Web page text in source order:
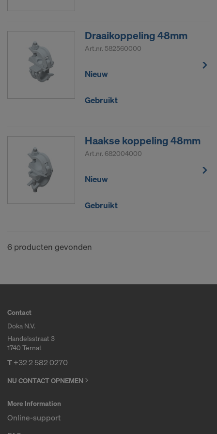
Draaikoppeling 48mm
Art.nr. 582560000
Nieuw
Gebruikt
Haakse koppeling 48mm
Art.nr. 682004000
Nieuw
Gebruikt
6 producten gevonden
Contact
Doka N.V.
Handelsstraat 3
1740 Ternat
T+32 2 582 0270
NU CONTACT OPNEMEN
More Information
Online-support
De persoonsgegevens die wij naar de VS
Wij werken via diverse toepassingen met de
volgende ontvangers samen:
Facebook LLC
Google LLC
Rocket Science Group LLC
Sketchfab Inc.
The Trade Desk, Inc.
Vimeo LLC
YouTube LLC
Wij hebben uw uitdrukkelijke toestemming nodig
Via de cookie-instellingen op de website kunt u uw
VAN COOKIES EN DE OVERDRACHT
NAAR DE VS?